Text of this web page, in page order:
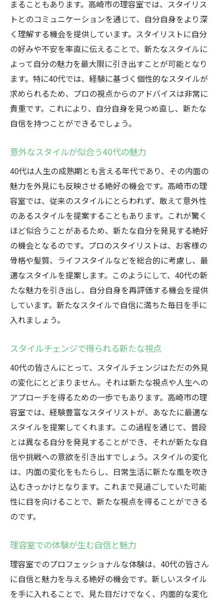
まることもあります。高崎市の理容室では、スタイリス
トとのコミュニケーションを通じて、自分自身をより深
く理解する機会を提供しています。スタイリストに自分
の好みや不安を率直に伝えることで、新たなスタイルに
よって自分の魅力を最大限に引き出すことが可能となり
ます。特に40代では、経験に基づく個性的なスタイルが
求められるため、プロの視点からのアドバイスは非常に
貴重です。これにより、自分自身を見つめ直し、新たな
自信を持つことができるでしょう。
意外なスタイルが似合う40代の魅力
40代は人生の成熟期とも言える年代であり、その内面の
魅力を外見にも反映させる絶好の機会です。高崎市の理
容室では、従来のスタイルにとらわれず、敢えて意外性
のあるスタイルを提案することもあります。これが驚く
ほど似合うことがあるため、新たな自分を発見する絶好
の機会となるのです。プロのスタイリストは、お客様の
骨格や髪質、ライフスタイルなどを総合的に考慮し、最
適なスタイルを提案します。このようにして、40代の新
たな魅力を引き出し、自分自身を再評価する機会を提供
しています。新たなスタイルで自信に満ちた毎日を手に
入れましょう。
スタイルチェンジで得られる新たな視点
40代の皆さんにとって、スタイルチェンジはただの外見
の変化にとどまりません。それは新たな視点や人生への
アプローチを得るための一歩でもあります。高崎市の理
容室では、経験豊富なスタイリストが、あなたに最適な
スタイルを提案してくれます。この過程を通じて、普段
とは異なる自分を発見することができ、それが新たな自
信や挑戦への意欲を引き出すでしょう。スタイルの変化
は、内面の変化をもたらし、日常生活に新たな風を吹き
込むきっかけとなります。これまで見過ごしていた可能
性に目を向けることで、新たな視点を得ることができる
のです。
理容室での体験が生む自信と魅力
理容室でのプロフェッショナルな体験は、40代の皆さん
に自信と魅力を与える絶好の機会です。新しいスタイル
を手に入れることで、見た目だけでなく、内面的な変化